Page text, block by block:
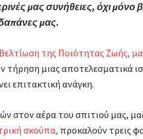
μας συνήθειες, όχι μόνο
μας.
της Ποιότητας Ζωής,
τήρηση μιας αποτελεσματικά
επιτακτική ανάγκη.
στον αέρα του σπιτιού μας,
σκούπα, προκαλούν τρεις